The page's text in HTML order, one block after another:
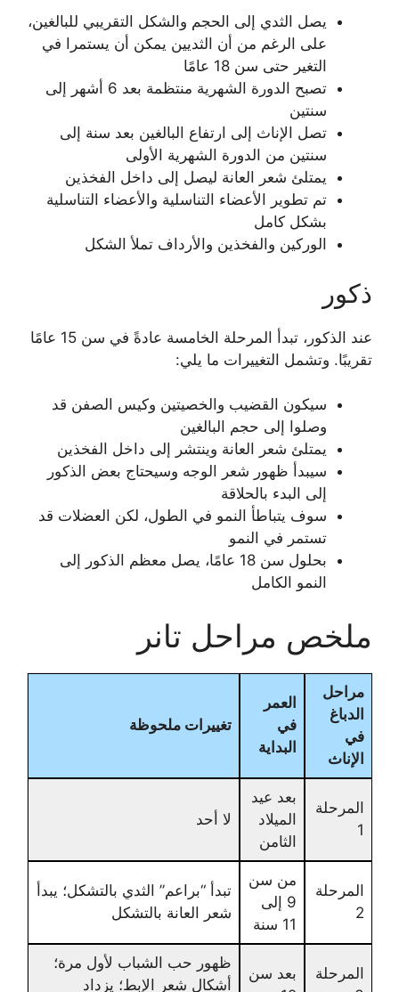
يصل الثدي إلى الحجم والشكل التقريبي للبالغين،
على الرغم من أن الثديين يمكن أن يستمرا في
التغير حتى سن 18 عامًا
تصبح الدورة الشهرية منتظمة بعد 6 أشهر إلى
سنتين
تصل الإناث إلى ارتفاع البالغين بعد سنة إلى
سنتين من الدورة الشهرية الأولى
يمتلئ شعر العانة ليصل إلى داخل الفخذين
تم تطوير الأعضاء التناسلية والأعضاء التناسلية
بشكل كامل
الوركين والفخذين والأرداف تملأ الشكل
ذكور
عند الذكور، تبدأ المرحلة الخامسة عادةً في سن 15 عامًا
تقريبًا. وتشمل التغييرات ما يلي:
سيكون القضيب والخصيتين وكيس الصفن قد
وصلوا إلى حجم البالغين
يمتلئ شعر العانة وينتشر إلى داخل الفخذين
سيبدأ ظهور شعر الوجه وسيحتاج بعض الذكور
إلى البدء بالحلاقة
سوف يتباطأ النمو في الطول، لكن العضلات قد
تستمر في النمو
بحلول سن 18 عامًا، يصل معظم الذكور إلى
النمو الكامل
ملخص مراحل تانر
مراحل
الدباغ
في
الإناث
العمر
في
البداية
تغييرات ملحوظة
المرحلة
1
بعد عيد
الميلاد
الثامن
لا أحد
المرحلة
2
من سن
9 إلى
11 سنة
تبدأ “براعم” الثدي بالتشكل؛ يبدأ
شعر العانة بالتشكل
المرحلة
بعد سن
ظهور حب الشباب لأول مرة؛
أشكال شعر الإبط؛ يزداد